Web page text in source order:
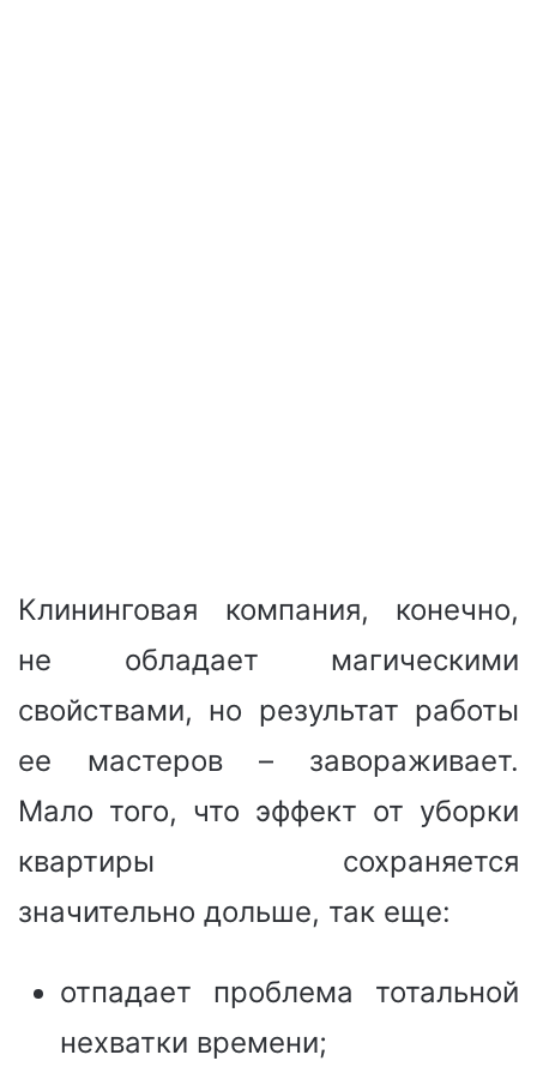
Клининговая компания, конечно,
не обладает магическими
свойствами, но результат работы
ее мастеров – завораживает.
Мало того, что эффект от уборки
квартиры сохраняется
значительно дольше, так еще:
отпадает проблема тотальной
нехватки времени;